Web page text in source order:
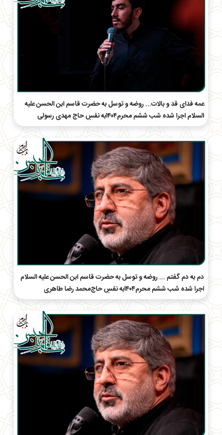
عمه فدای قد و بالات... روضه و توسل به حضرت قاسم ابن الحسن علیه
السلام اجرا شده شب ششم محرم۱۴۰۴به نفسِ حاج‌ مهدی رسولی
دم به دم‌ گفتم ... روضه و توسل به حضرت قاسم ابن الحسن علیه السلام
اجرا شده شب ششم محرم۱۴۰۴به نفسِ حاج‌محمد رضا طاهری